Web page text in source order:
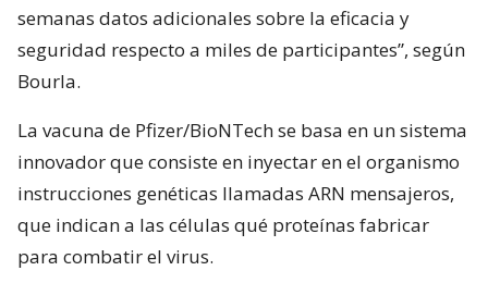
semanas datos adicionales sobre la eficacia y
seguridad respecto a miles de participantes”, según
Bourla.
La vacuna de Pfizer/BioNTech se basa en un sistema
innovador que consiste en inyectar en el organismo
instrucciones genéticas llamadas ARN mensajeros,
que indican a las células qué proteínas fabricar
para combatir el virus.